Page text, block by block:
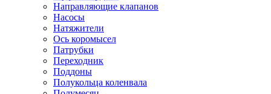
Направляющие клапанов
Насосы
Натяжители
Ось коромысел
Патрубки
Переходник
Поддоны
Полукольца коленвала